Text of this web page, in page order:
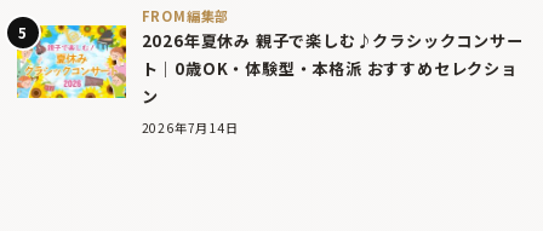
FROM編集部
2026年夏休み 親子で楽しむ♪クラシックコンサー
ト｜0歳OK・体験型・本格派 おすすめセレクショ
ン
2026年7月14日